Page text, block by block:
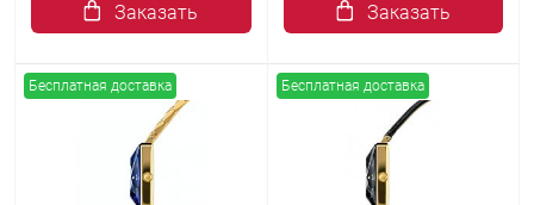
Заказать Заказать
Бесплатная доставка Бесплатная доставка